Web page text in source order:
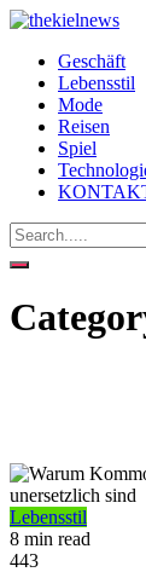
Geschäft
Lebensstil
Mode
Reisen
Spiel
Lebensstil
8 min read
443